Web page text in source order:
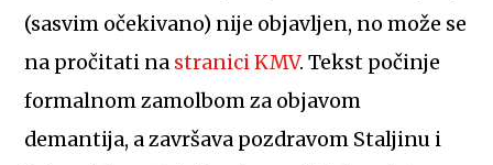
(sasvim očekivano) nije objavljen, no može se
na pročitati na stranici KMV. Tekst počinje
formalnom zamolbom za objavom
demantija, a završava pozdravom Staljinu i